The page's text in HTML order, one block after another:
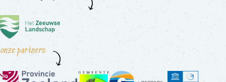
onze partners